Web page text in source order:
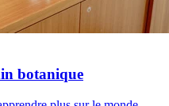
botanique